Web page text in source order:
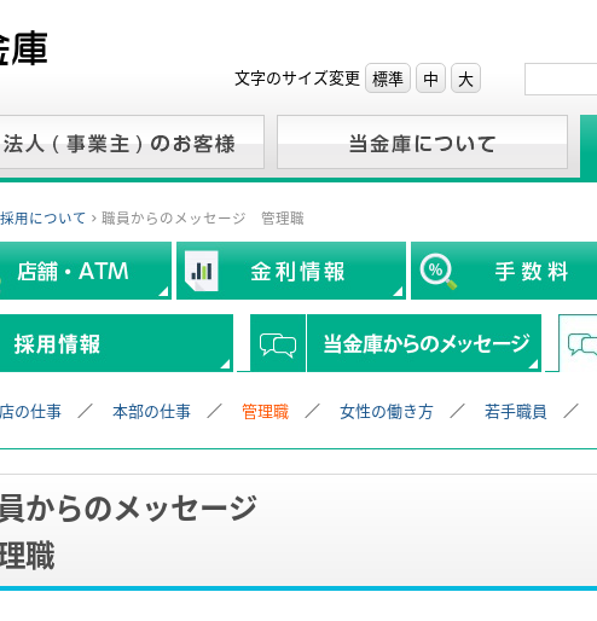
文字のサイズ変更 標準 中 大
採用について 職員からのメッセージ 管理職
の仕事 本部の仕事 管理職 女性の働き方 若手職員
からのメッセージ
職